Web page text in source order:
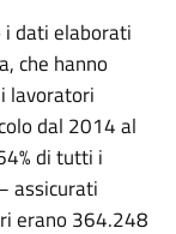
i dati elaborati
che hanno
lavoratori
dal 2014 al
di tutti i
assicurati
erano 364.248